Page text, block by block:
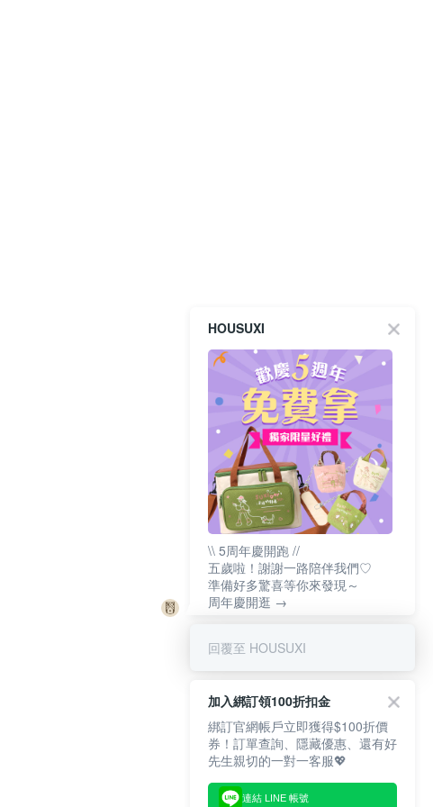
HOUSUXI
\\ 5周年慶開跑 //
五歲啦！謝謝一路陪伴我們♡
準備好多驚喜等你來發現～
周年慶開逛 →
回覆至 HOUSUXI
加入綁訂領100折扣金
綁訂官網帳戶立即獲得$100折價
券！訂單查詢、隱藏優惠、還有好
先生親切的一對一客服💖
連結 LINE 帳號